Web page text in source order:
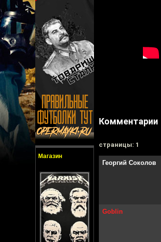
Магазин
Комментарии
cтраницы: 1
Георгий Соколов
Goblin